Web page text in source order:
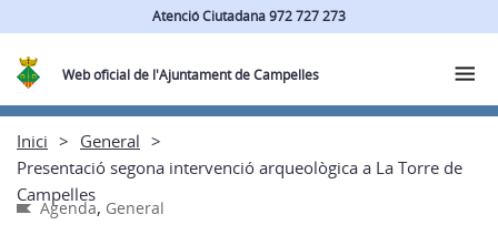
Atenció Ciutadana 972 727 273
Web oficial de l'Ajuntament de Campelles
Inici
General
Presentació segona intervenció arqueològica a La Torre de
Campelles
Agenda, General